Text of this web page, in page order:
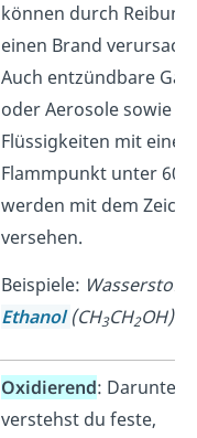
können durch Reibung
einen Brand
Auch entzündbare
oder Aerosole sowie
Flüssigkeiten mit
Flammpunkt unter
werden mit dem
versehen.
Beispiele: Wasserstoff
Ethanol(CH3CH2OH)
Oxidierend: Darunter
verstehst du feste,